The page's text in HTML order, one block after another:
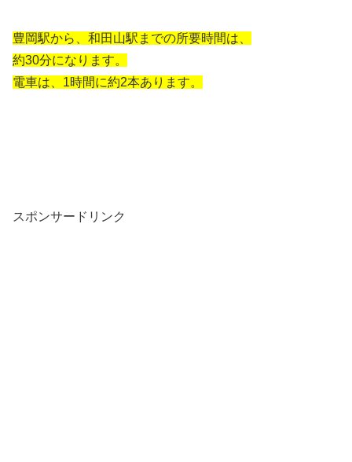
豊岡駅から、和田山駅までの所要時間は、
約30分になります。
電車は、1時間に約2本あります。
スポンサードリンク